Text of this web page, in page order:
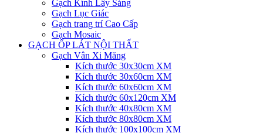
Gạch Kính Lấy Sáng
Gạch Lục Giác
Gạch trang trí Cao Cấp
Gạch Mosaic
GẠCH ỐP LÁT NỘI THẤT
Gạch Vân Xi Măng
Kích thước 30x30cm XM
Kích thước 30x60cm XM
Kích thước 60x60cm XM
Kích thước 60x120cm XM
Kích thước 40x80cm XM
Kích thước 80x80cm XM
Kích thước 100x100cm XM